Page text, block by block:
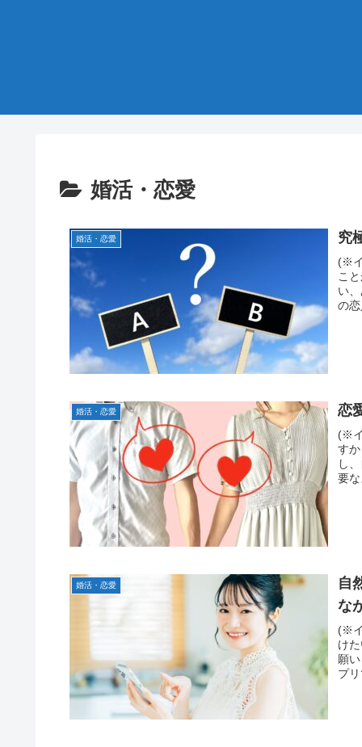
婚活・恋愛
婚活・恋愛 究
(※
こ
い
の
婚活・恋愛 恋
(※
す
し
要
婚活・恋愛
自
な
(※
け
願
プ